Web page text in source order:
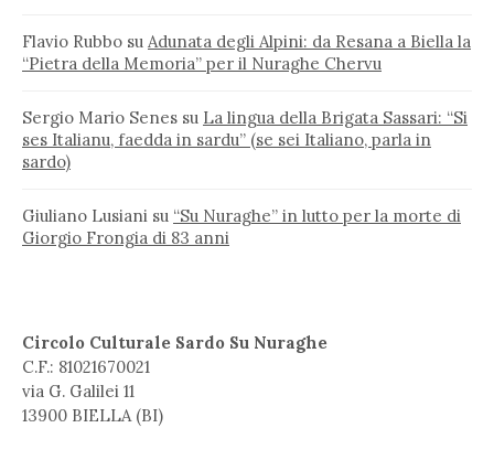
Flavio Rubbo su Adunata degli Alpini: da Resana a Biella la
“Pietra della Memoria” per il Nuraghe Chervu
Sergio Mario Senes su La lingua della Brigata Sassari: “Si
ses Italianu, faedda in sardu” (se sei Italiano, parla in
sardo)
Giuliano Lusiani su “Su Nuraghe” in lutto per la morte di
Giorgio Frongia di 83 anni
Circolo Culturale Sardo Su Nuraghe
C.F.: 81021670021
via G. Galilei 11
13900 BIELLA (BI)